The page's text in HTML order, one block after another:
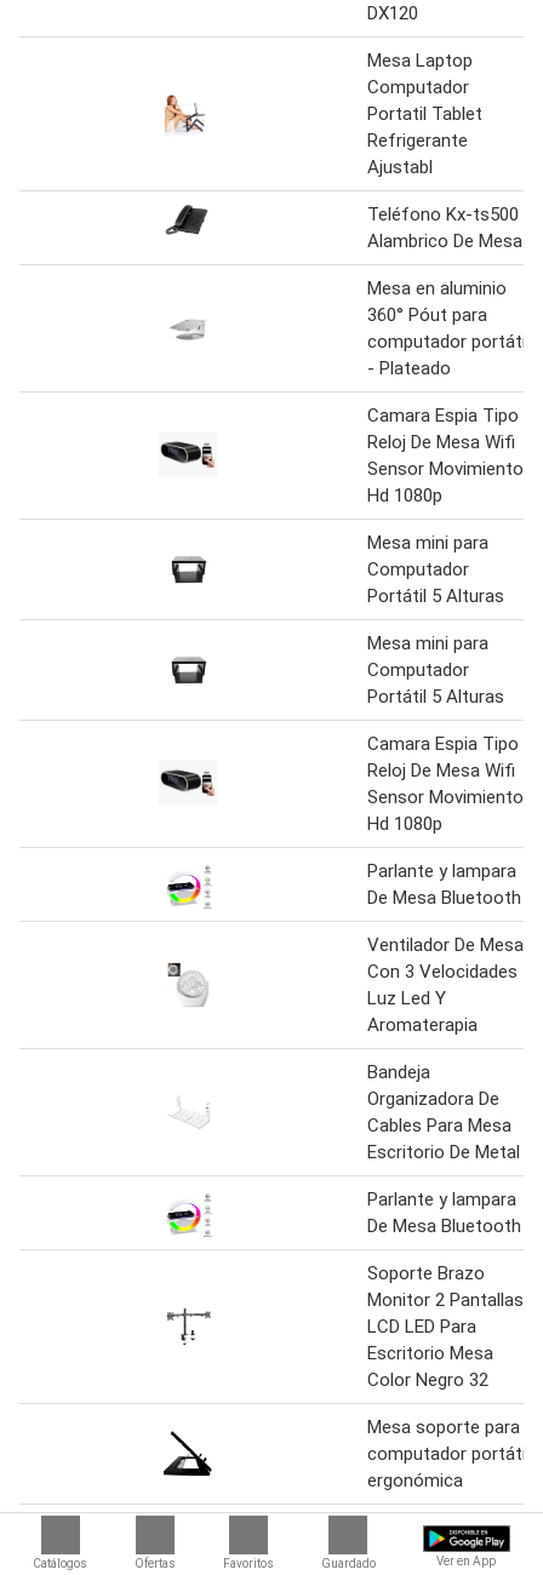
Catálogos Ofertas Favoritos Guardado Ver en App
DX120
Mesa Laptop
Computador
Portatil Tablet
Refrigerante
Ajustabl
Teléfono Kx-ts500
Alambrico De Mesa
Mesa en aluminio
360° Póut para
computador portátil
- Plateado
Camara Espia Tipo
Reloj De Mesa Wifi
Sensor Movimiento
Hd 1080p
Mesa mini para
Computador
Portátil 5 Alturas
Mesa mini para
Computador
Portátil 5 Alturas
Camara Espia Tipo
Reloj De Mesa Wifi
Sensor Movimiento
Hd 1080p
Parlante y lampara
De Mesa Bluetooth
Ventilador De Mesa
Con 3 Velocidades
Luz Led Y
Aromaterapia
Bandeja
Organizadora De
Cables Para Mesa
Escritorio De Metal
Parlante y lampara
De Mesa Bluetooth
Soporte Brazo
Monitor 2 Pantallas
LCD LED Para
Escritorio Mesa
Color Negro 32
Mesa soporte para
computador portátil
ergonómica
Proyector de
estrellas y luz